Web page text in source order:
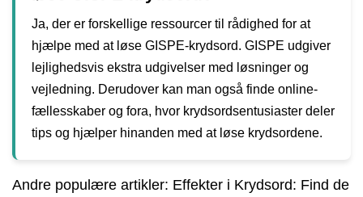
Ja, der er forskellige ressourcer til rådighed for at
hjælpe med at løse GISPE-krydsord. GISPE udgiver
lejlighedsvis ekstra udgivelser med løsninger og
vejledning. Derudover kan man også finde online-
fællesskaber og fora, hvor krydsordsentusiaster deler
tips og hjælper hinanden med at løse krydsordene.
Andre populære artikler: Effekter i Krydsord: Find de